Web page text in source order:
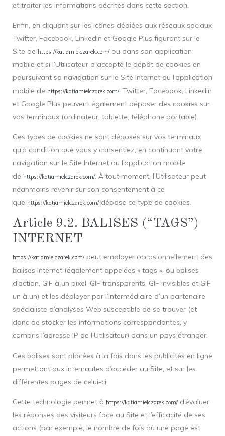
et traiter les informations décrites dans cette section.
Enfin, en cliquant sur les icônes dédiées aux réseaux sociaux
Twitter, Facebook, Linkedin et Google Plus figurant sur le
Site de https://katiamielczarek.com/ou dans son application
mobile et si l’Utilisateur a accepté le dépôt de cookies en
poursuivant sa navigation sur le Site Internet ou l’application
mobile de https://katiamielczarek.com/, Twitter, Facebook, Linkedin
et Google Plus peuvent également déposer des cookies sur
vos terminaux (ordinateur, tablette, téléphone portable).
Ces types de cookies ne sont déposés sur vos terminaux
qu’à condition que vous y consentiez, en continuant votre
navigation sur le Site Internet ou l’application mobile
de https://katiamielczarek.com/. À tout moment, l’Utilisateur peut
néanmoins revenir sur son consentement à ce
que https://katiamielczarek.com/dépose ce type de cookies.
Article 9.2. BALISES (“TAGS”)
INTERNET
https://katiamielczarek.com/peut employer occasionnellement des
balises Internet (également appelées « tags », ou balises
d’action, GIF à un pixel, GIF transparents, GIF invisibles et GIF
un à un) et les déployer par l’intermédiaire d’un partenaire
spécialiste d’analyses Web susceptible de se trouver (et
donc de stocker les informations correspondantes, y
compris l’adresse IP de l’Utilisateur) dans un pays étranger.
Ces balises sont placées à la fois dans les publicités en ligne
permettant aux internautes d’accéder au Site, et sur les
différentes pages de celui-ci.
Cette technologie permet à https://katiamielczarek.com/d’évaluer
les réponses des visiteurs face au Site et l’efficacité de ses
actions (par exemple, le nombre de fois où une page est